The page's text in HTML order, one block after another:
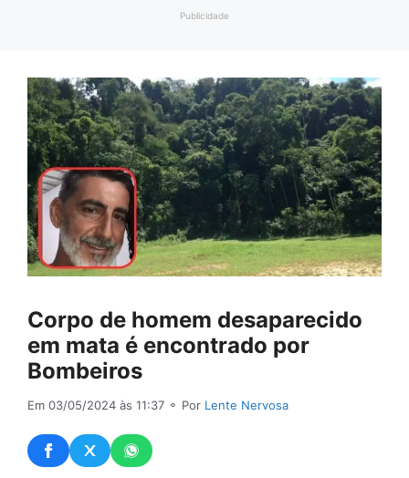
Publicidade
Corpo de homem desaparecido
em mata é encontrado por
Bombeiros
Em 03/05/2024 às 11:37 ⚬ Por Lente Nervosa